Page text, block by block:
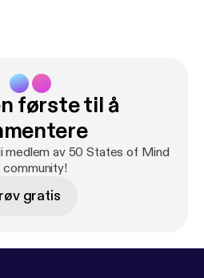
Milledgeville, Georgia. ---
første til å
medlem av 50 States of Mind
gratis